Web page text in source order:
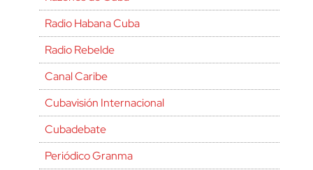
Radio Habana Cuba
Radio Rebelde
Canal Caribe
Cubavisión Internacional
Cubadebate
Periódico Granma